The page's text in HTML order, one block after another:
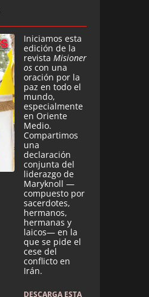
Iniciamos esta
edición de la
revista Misioner
os con una
oración por la
paz en todo el
mundo,
especialmente
en Oriente
Medio.
Compartimos
una
declaración
conjunta del
liderazgo de
Maryknoll —
compuesto por
sacerdotes,
hermanos,
hermanas y
laicos— en la
que se pide el
cese del
conflicto en
Irán.
DESCARGA ESTA